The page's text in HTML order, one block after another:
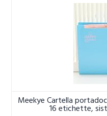
Meekye Cartella
16 etichette,